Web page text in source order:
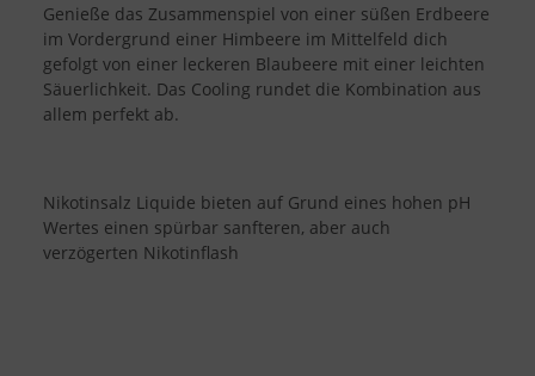
Genieße das Zusammenspiel von einer süßen Erdbeere
im Vordergrund einer Himbeere im Mittelfeld dich
gefolgt von einer leckeren Blaubeere mit einer leichten
Säuerlichkeit. Das Cooling rundet die Kombination aus
allem perfekt ab.
Nikotinsalz Liquide bieten auf Grund eines hohen pH
Wertes einen spürbar sanfteren, aber auch
verzögerten Nikotinflash